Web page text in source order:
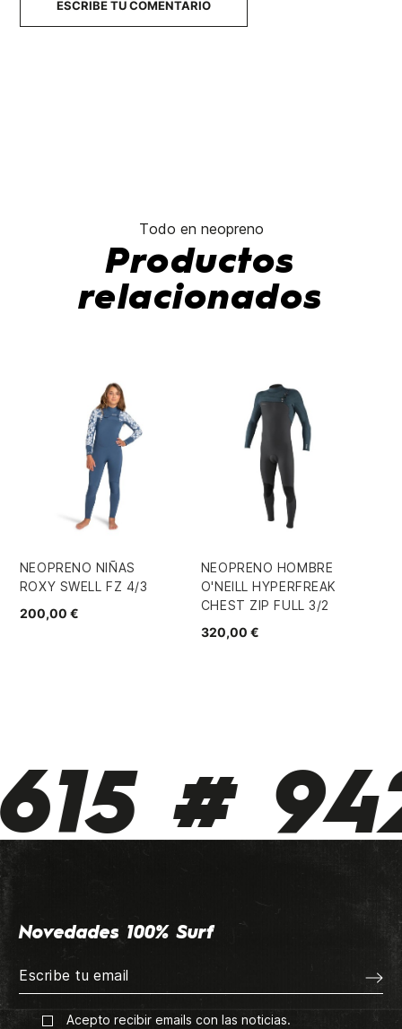
ESCRIBE TU COMENTARIO
Todo en neopreno
Productos
relacionados
NEOPRENO NIÑAS
ROXY SWELL FZ 4/3
200,00 €
NEOPRENO HOMBRE
O'NEILL HYPERFREAK
CHEST ZIP FULL 3/2
320,00 €
#
Novedades 100% Surf
Acepto recibir emails con las noticias.